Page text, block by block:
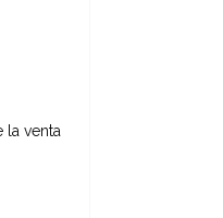
la venta